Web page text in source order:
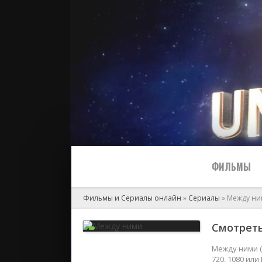
ФИЛЬМЫ
2024
Фильмы и Сериалы онлайн » Сериалы » Между
Между ними
720, 1080